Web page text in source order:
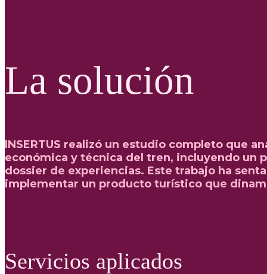
La solución
INSERTUS realizó un estudio completo que
económica y técnica del tren, incluyendo un
dossier de experiencias. Este trabajo ha
implementar un producto turístico que
Servicios aplicados